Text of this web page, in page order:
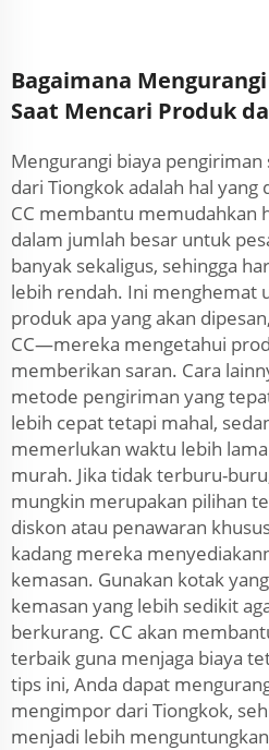
Bagaimana
Saat Mencari Produk
Mengurangi biaya
dari Tiongkok adalah hal
CC membantu memudahkan
dalam jumlah besar untuk
banyak sekaligus, sehingga
lebih rendah. Ini menghemat
produk apa yang akan
CC—mereka mengetahui
memberikan saran. Cara
metode pengiriman yang
lebih cepat tetapi mahal,
memerlukan waktu lebih
murah. Jika tidak terburu-
mungkin merupakan pilihan
diskon atau penawaran
kadang mereka
kemasan. Gunakan kotak
kemasan yang lebih sedikit
berkurang. CC akan
terbaik guna menjaga biaya
tips ini, Anda dapat
mengimpor dari Tiongkok,
menjadi lebih